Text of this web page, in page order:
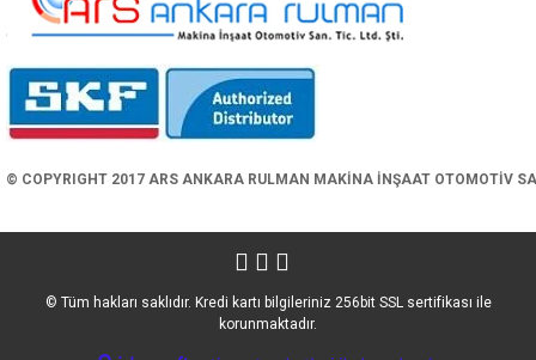
© COPYRIGHT 2017 ARS ANKARA RULMAN MAKİNA İNŞAAT OTOMOTİV
© Tüm hakları saklıdır. Kredi kartı bilgileriniz 256bit SSL sertifikası ile
korunmaktadır.